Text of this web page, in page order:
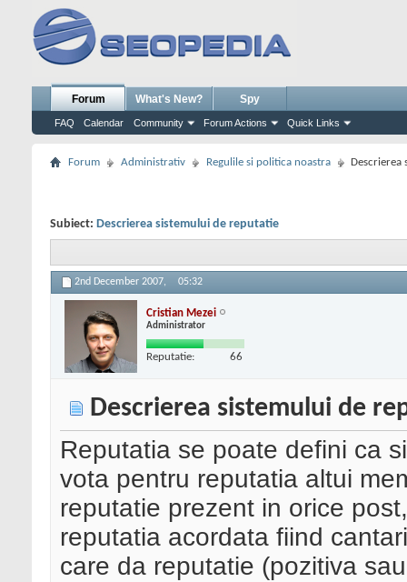
Forum
FAQ Calendar Community Forum Actions Quick Links
What's New? Spy
Forum Administrativ Regulile si politica noastra Descrierea
Subiect: Descrierea sistemului de reputatie
2nd December 2007, 05:32
Cristian Mezei
Administrator
Reputatie: 66
Descrierea sistemului de
Reputatia se poate defini ca
vota pentru reputatia altui
reputatie prezent in orice
reputatia acordata fiind
care da reputatie (pozitiva